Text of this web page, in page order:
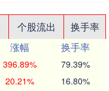
个股流出
换手率
涨幅
换手率
396.89% 79.39%
20.21% 16.80%